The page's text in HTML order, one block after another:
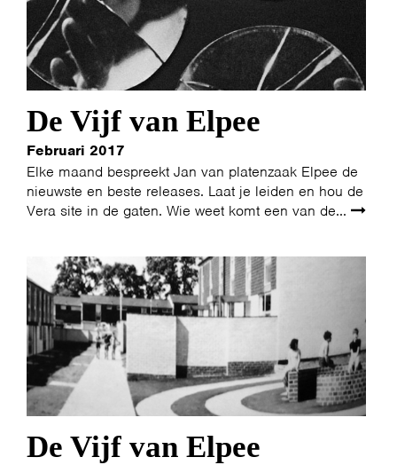
De Vijf van Elpee
Februari 2017
Elke maand bespreekt Jan van platenzaak Elpee de
nieuwste en beste releases. Laat je leiden en hou de
Vera site in de gaten. Wie weet komt een van de...
De Vijf van Elpee